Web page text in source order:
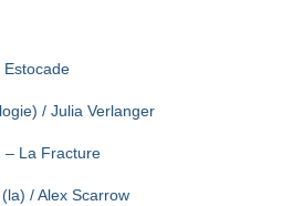
Estocade
/ Julia Verlanger
– La Fracture
/ Alex Scarrow